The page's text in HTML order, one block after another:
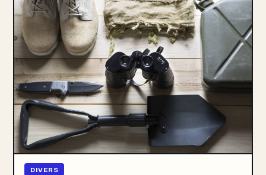
DIVERS